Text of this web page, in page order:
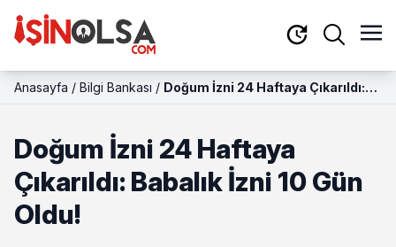
Anasayfa / Bilgi Bankası / Doğum İzni 24 Haftaya Çıkarıldı:
Doğum İzni 24 Haftaya
Çıkarıldı: Babalık İzni 10 Gün
Oldu!